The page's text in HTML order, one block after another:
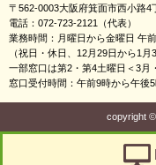
〒562-0003大阪府箕面市西小路
電話：072-723-2121（代表）
業務時間：月曜日から金曜日 午
（祝日・休日、12月29日から1月
一部窓口は第2・第4土曜日＜3月
窓口受付時間：午前9時から午後
copyright©